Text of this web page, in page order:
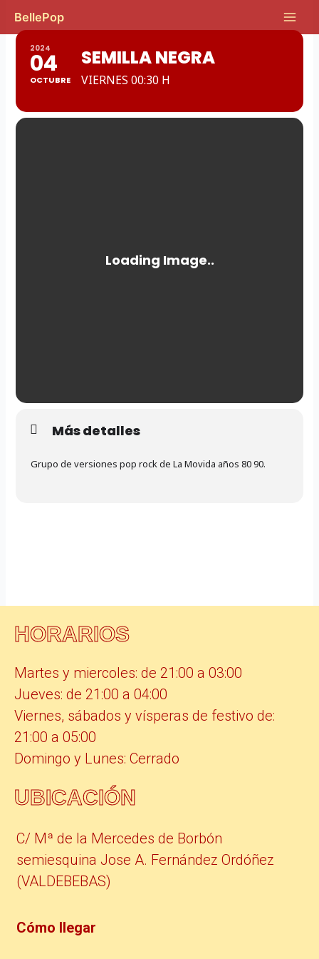
contenido
BellePop
Main
2024
04
OCTUBRE
SEMILLA NEGRA
VIERNES 00:30 H
Más detalles
Grupo de versiones pop rock de La Movida años 80 90.
HORARIOS
Martes y miercoles: de 21:00 a 03:00
Jueves: de 21:00 a 04:00
Viernes, sábados y vísperas de festivo de:
21:00 a 05:00
Domingo y Lunes: Cerrado
UBICACIÓN
C/ Mª de la Mercedes de Borbón
semiesquina Jose A. Fernández Ordóñez
(VALDEBEBAS)
Cómo llegar